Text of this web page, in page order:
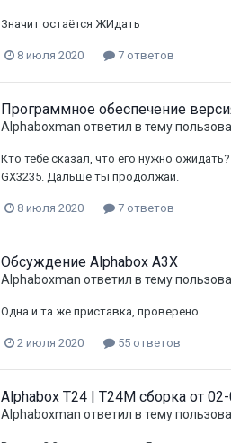
Значит остаётся ЖИдать
8 июля 2020 7 ответов
Программное обеспечение
Alphaboxman ответил в тему
Кто тебе сказал, что его нужно
GX3235. Дальше ты продолжай.
8 июля 2020 7 ответов
Обсуждение Alphabox A3X
Alphaboxman ответил в тему
Одна и та же приставка, проверено.
2 июля 2020 55 ответов
Alphabox T24 | T24M сборка от
Alphaboxman ответил в тему